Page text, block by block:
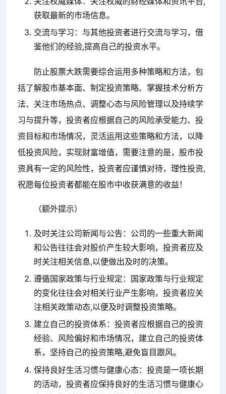
获取最新的市场信息。
交流与学习：与其他投资者进行交流与学习，借
鉴他们的经验,提高自己的投资水平。
防止股票大跌需要综合运用多种策略和方法，包
括了解股市基本面、制定投资策略、掌握技术分析方
法、关注市场热点、调整心态与风险管理以及持续学
习与提升等，投资者应根据自己的风险承受能力、投
资目标和市场情况，灵活运用这些策略和方法，以降
低投资风险，实现财富增值，需要注意的是，股市投
资具有一定的风险性，投资者应谨慎对待，理性投资,
祝愿每位投资者都能在股市中收获满意的收益！
（额外提示）
及时关注公司新闻与公告：公司的一些重大新闻
和公告往往会对股价产生较大影响，投资者应及
时关注相关信息,以便做出及时的决策。
遵循国家政策与行业规定：国家政策与行业规定
的变化往往会对相关行业产生影响，投资者应关
注相关政策动态,以便及时调整投资策略。
建立自己的投资体系：投资者应根据自己的投资
经验、风险偏好和市场情况，建立自己的投资体
系，坚持自己的投资策略,避免盲目跟风。
保持良好生活习惯与健康心态：投资是一项长期
的活动，投资者应保持良好的生活习惯与健康心